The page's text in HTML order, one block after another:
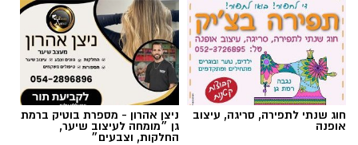
חוג שנתי לתפירה, סריגה, עיצוב
אופנה
ניצן אהרון - מספרת בוטיק ברמת
גן ״מומחה לעיצוב שיער,
החלקות, וצבעים״